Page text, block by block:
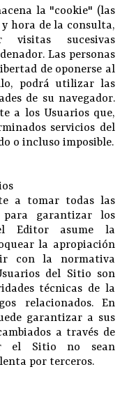
la "cookie" (las
hora de la consulta,
visitas sucesivas
Las personas
de oponerse al
podrá utilizar las
de su navegador.
a los Usuarios que,
servicios del
o incluso imposible.
a tomar todas las
para garantizar los
Editor asume la
la apropiación
con la normativa
del Sitio son
técnicas de la
relacionados. En
garantizar a sus
a través de
el Sitio no sean
por terceros.